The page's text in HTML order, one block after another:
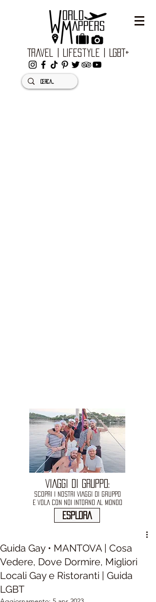
Travel | Lifestyle | LGBT+
VIAGGI DI GRUPPO:
SCOPRI I NOSTRI VIAGGI DI GRUPPO
E VOLA CON NOI INTORNO AL MONDO
ESPLORA
Guida Gay • MANTOVA | Cosa
Vedere, Dove Dormire, Migliori
Locali Gay e Ristoranti | Guida
LGBT